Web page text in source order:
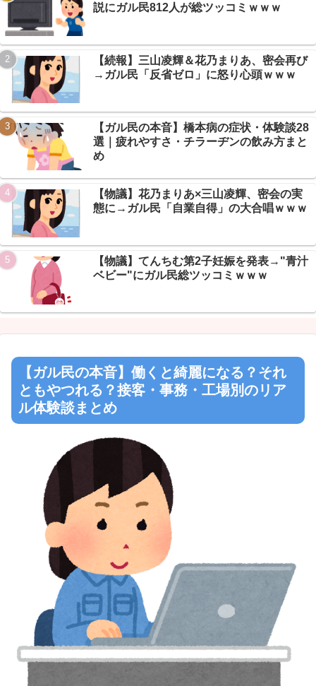
Powered by livedoor 相互RSS
【悲報】毒・細菌兵器でハンターハンター王子全滅ｗｗｗ念能力
バトル終了？→毒が最強www
【速報】秋田県、UAE2兆円投資のAIデータセンター誘致へ→県
予算3年分超ｗｗｗ NEW!
【悲報】免許取り立て大学生、AT限定煽るも→40万かけてペーパ
ードライバーだったｗｗｗ NEW!
Powered by livedoor 相互RSS
説にガル民812人が総ツッコミｗｗｗ
【続報】三山凌輝＆花乃まりあ、密会再び
→ガル民「反省ゼロ」に怒り心頭ｗｗｗ
【ガル民の本音】橋本病の症状・体験談28
選｜疲れやすさ・チラーヂンの飲み方まと
め
【物議】花乃まりあ×三山凌輝、密会の実
態に→ガル民「自業自得」の大合唱ｗｗｗ
【物議】てんちむ第2子妊娠を発表→"青汁
ベビー"にガル民総ツッコミｗｗｗ
【ガル民の本音】働くと綺麗になる？それ
ともやつれる？接客・事務・工場別のリア
ル体験談まとめ